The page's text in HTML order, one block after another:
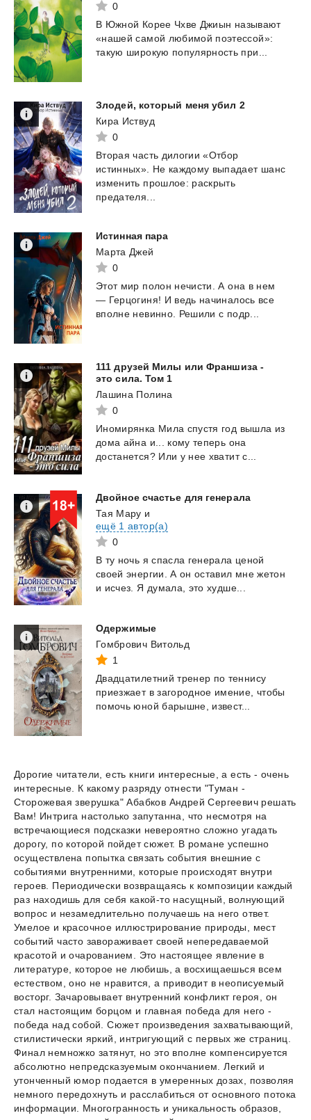
0
В Южной Корее Чхве Джиын называют
«нашей самой любимой поэтессой»:
такую широкую популярность при...
Злодей, который меня убил 2
Кира Иствуд
0
Вторая часть дилогии «Отбор
истинных». Не каждому выпадает шанс
изменить прошлое: раскрыть
предателя...
Истинная пара
Марта Джей
0
Этот мир полон нечисти. А она в нем
— Герцогиня! И ведь начиналось все
вполне невинно. Решили с подр...
111 друзей Милы или Франшиза -
это сила. Том 1
Лашина Полина
0
Иномирянка Мила спустя год вышла из
дома айна и... кому теперь она
достанется? Или у нее хватит с...
Двойное счастье для генерала
Тая Мару и
ещё 1 автор(а)
0
В ту ночь я спасла генерала ценой
своей энергии. А он оставил мне жетон
и исчез. Я думала, это худше...
Одержимые
Гомбрович Витольд
1
Двадцатилетний тренер по теннису
приезжает в загородное имение, чтобы
помочь юной барышне, извест...
Дорогие читатели, есть книги интересные, а есть - очень
интересные. К какому разряду отнести "Туман -
Сторожевая зверушка" Абабков Андрей Сергеевич решать
Вам! Интрига настолько запутанна, что несмотря на
встречающиеся подсказки невероятно сложно угадать
дорогу, по которой пойдет сюжет. В романе успешно
осуществлена попытка связать события внешние с
событиями внутренними, которые происходят внутри
героев. Периодически возвращаясь к композиции каждый
раз находишь для себя какой-то насущный, волнующий
вопрос и незамедлительно получаешь на него ответ.
Умелое и красочное иллюстрирование природы, мест
событий часто завораживает своей непередаваемой
красотой и очарованием. Это настоящее явление в
литературе, которое не любишь, а восхищаешься всем
естеством, оно не нравится, а приводит в неописуемый
восторг. Зачаровывает внутренний конфликт героя, он
стал настоящим борцом и главная победа для него -
победа над собой. Сюжет произведения захватывающий,
стилистически яркий, интригующий с первых же страниц.
Финал немножко затянут, но это вполне компенсируется
абсолютно непредсказуемым окончанием. Легкий и
утонченный юмор подается в умеренных дозах, позволяя
немного передохнуть и расслабиться от основного потока
информации. Многогранность и уникальность образов,